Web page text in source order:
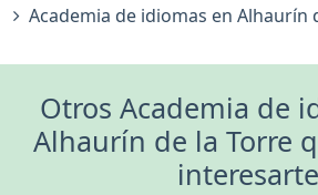
Academia de idiomas en Alhaurín
Otros Academia de
Alhaurín de la Torre
interesarte